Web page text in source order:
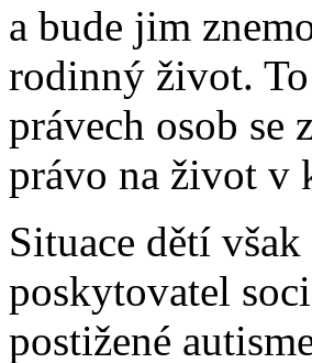
a bude jim
rodinný život.
právech osob se
právo na život v
Situace dětí
poskytovatel
postižené